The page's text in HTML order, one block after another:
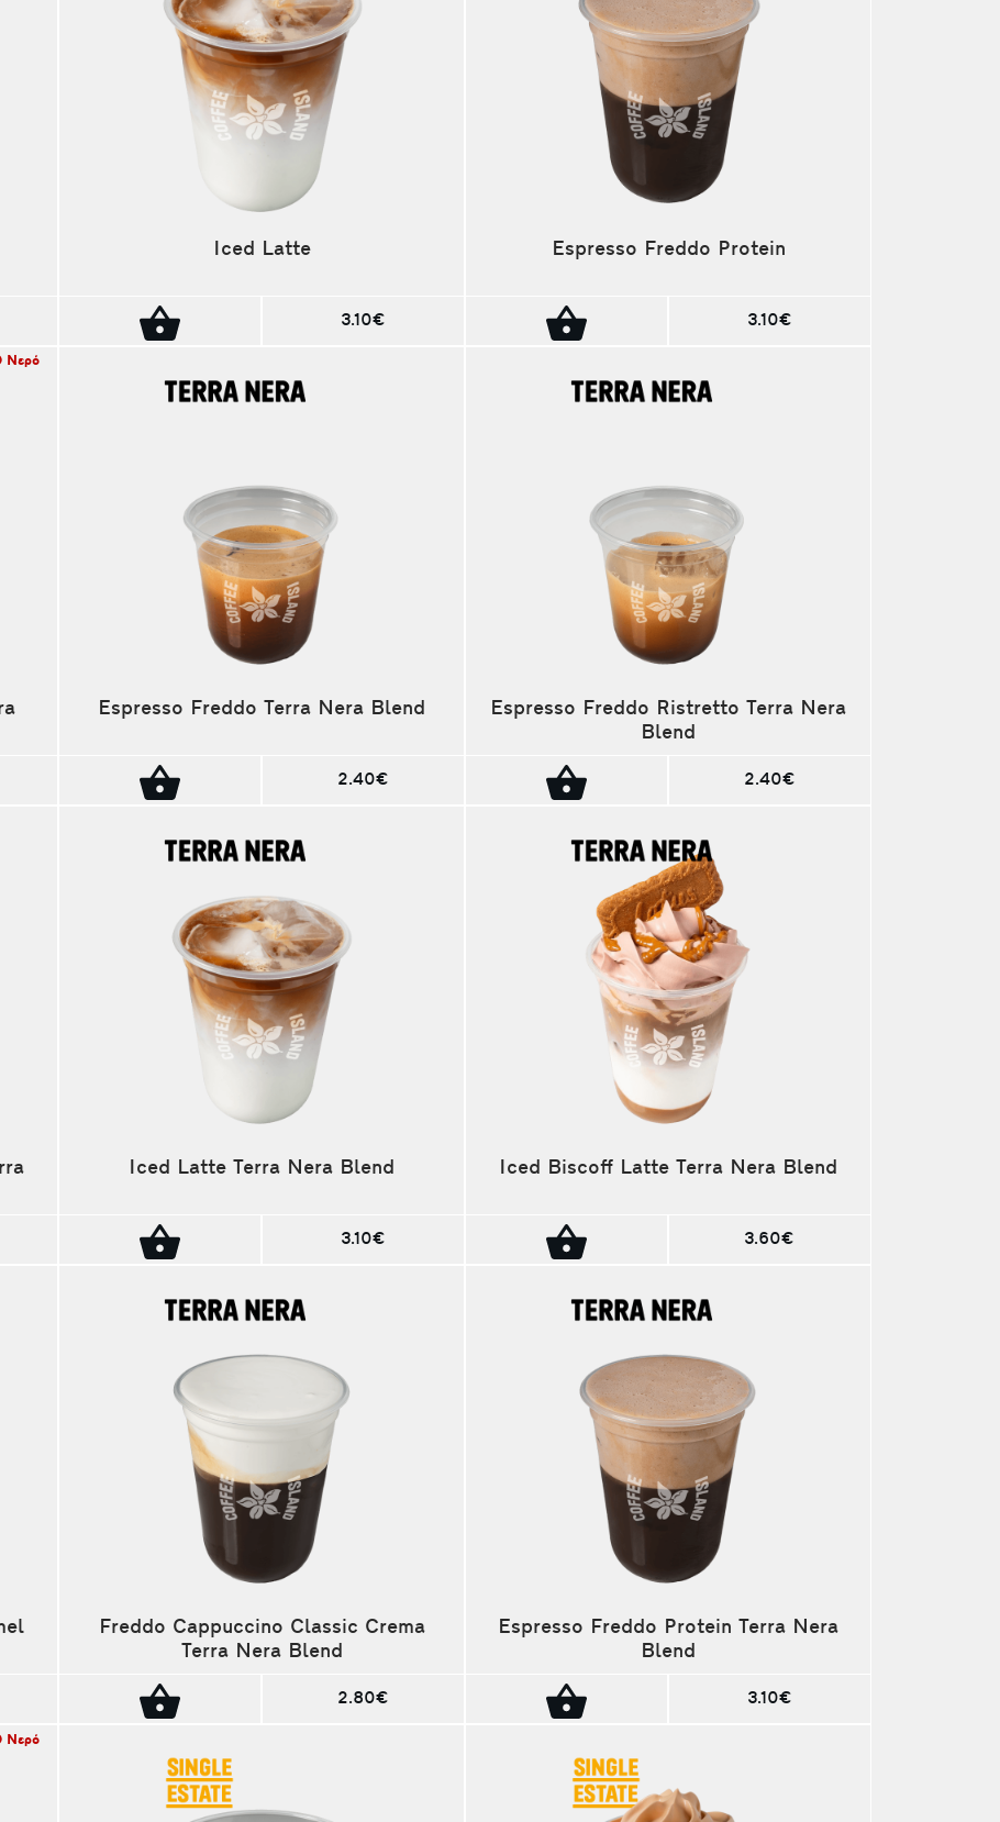
Iced Latte
3.10€
Espresso Freddo Protein
3.10€
Νερό
Espresso Freddo Terra Nera Blend
2.40€
Espresso Freddo Ristretto Terra Nera
Blend
2.40€
Iced Latte Terra Nera Blend
3.10€
Iced Biscoff Latte Terra Nera Blend
3.60€
Freddo Cappuccino Classic Crema
Terra Nera Blend
2.80€
Espresso Freddo Protein Terra Nera
Blend
3.10€
Νερό